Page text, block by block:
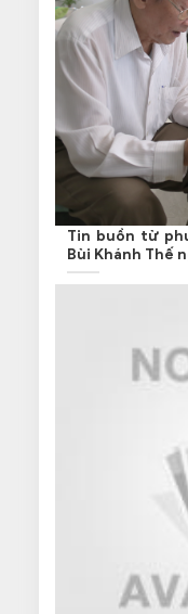
Tin buồn từ
Bùi Khánh Thế